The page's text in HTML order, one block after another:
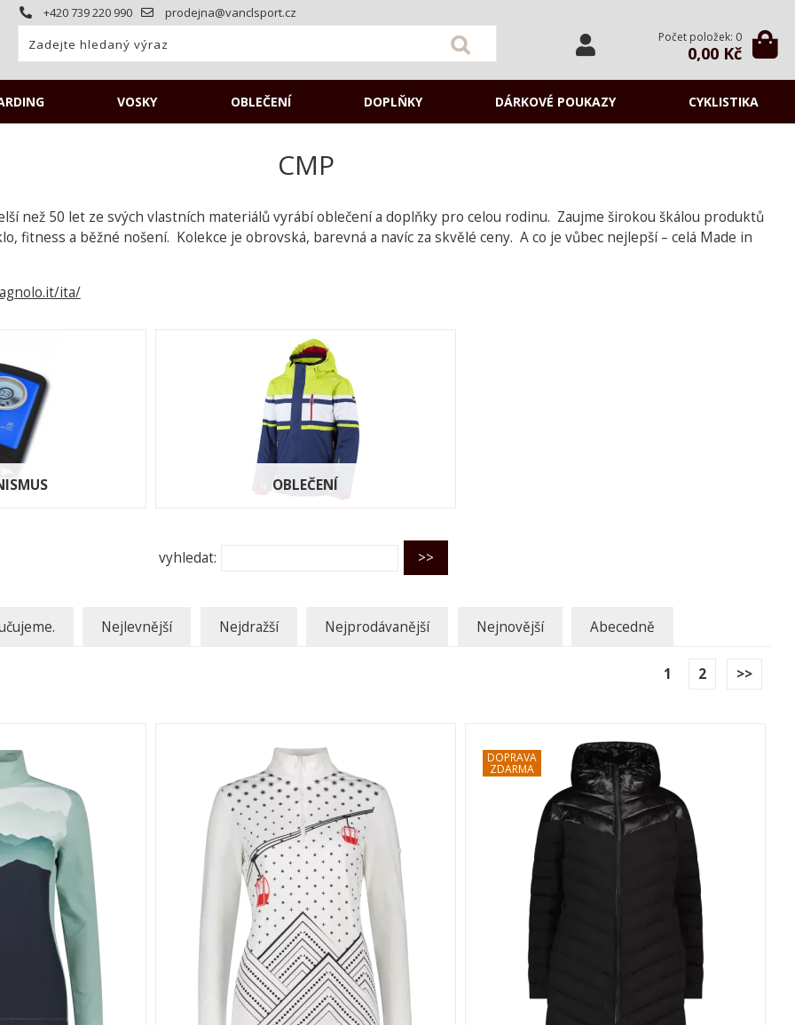
+420 739 220 990 prodejna@vanclsport.cz
Počet položek: 0
0,00 Kč
VOSKY OBLEČENÍ DOPLŇKY DÁRKOVÉ POUKAZY CYKLISTIKA
CMP
než 50 let ze svých vlastních materiálů vyrábí oblečení a doplňky pro celou rodinu. Zaujme širokou škálou produktů
fitness a běžné nošení. Kolekce je obrovská, barevná a navíc za skvělé ceny. A co je vůbec nejlepší – celá Made in
ita/
OBLEČENÍ
vyhledat:
Nejlevnější Nejdražší Nejprodávanější Nejnovější Abecedně
1 2 >>